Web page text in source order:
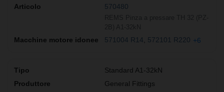
570480
571004 R14 572101 R220 +6
Standard A1-32kN
General Fittings